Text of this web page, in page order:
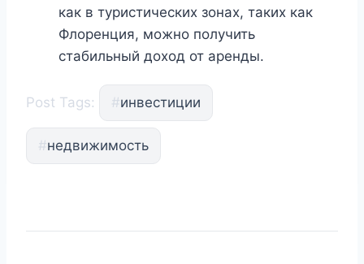
как в туристических зонах, таких как
Флоренция, можно получить
стабильный доход от аренды.
Post Tags: #инвестиции
#недвижимость